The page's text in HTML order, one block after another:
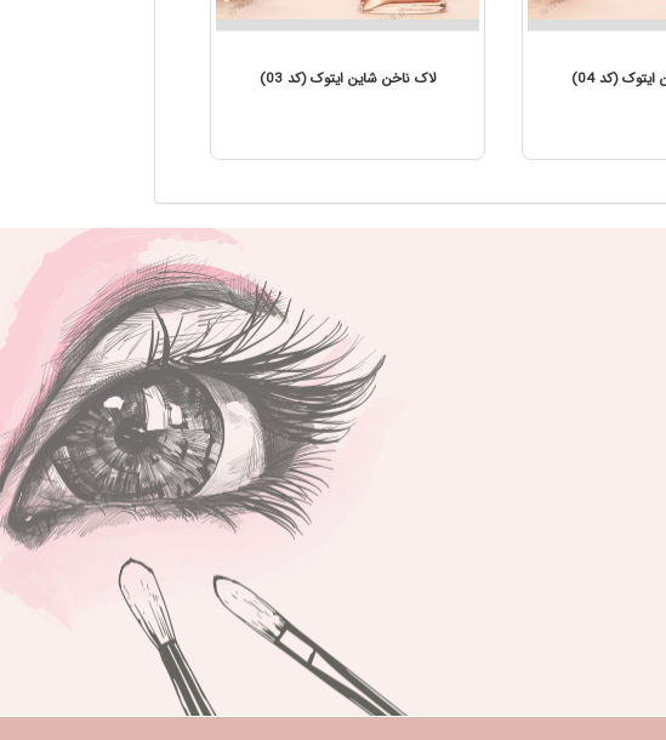
لاک ناخن شاین ایتوک (کد 04)